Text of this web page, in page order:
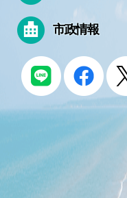
市政情報